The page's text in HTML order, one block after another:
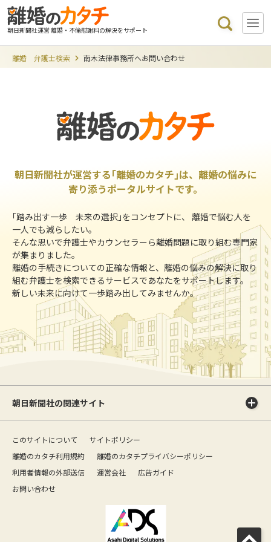
朝日新聞社運営 離婚・不倫慰謝料の解決をサポート
離婚 弁護士検索 南木法律事務所へお問い合わせ
朝日新聞社が運営する｢離婚のカタチ｣は、離婚の悩みに
寄り添うポータルサイトです。
｢踏み出す一歩 未来の選択｣をコンセプトに、 離婚で悩む人を
一人でも減らしたい。
そんな思いで弁護士やカウンセラーら離婚問題に取り組む専門家
が集まりました。
離婚の手続きについての正確な情報と、離婚の悩みの解決に取り
組む弁護士を検索できるサービスであなたをサポートします。
新しい未来に向けて一歩踏み出してみませんか。
朝日新聞社の関連サイト
このサイトについて
サイトポリシー
離婚のカタチ利用規約
離婚のカタチプライバシーポリシー
利用者情報の外部送信
運営会社
広告ガイド
お問い合わせ